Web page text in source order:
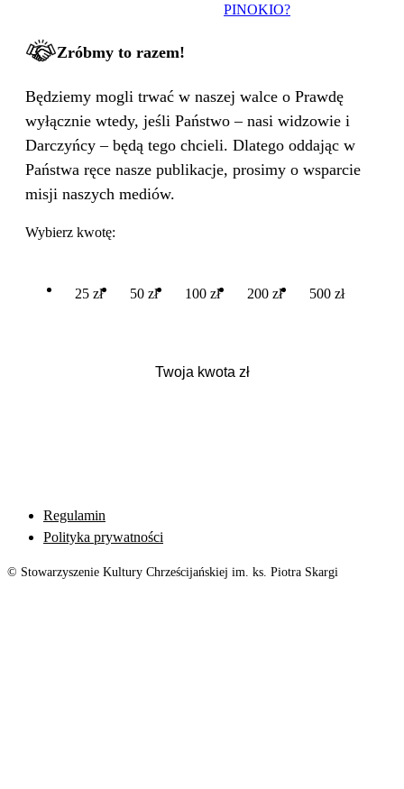
PINOKIO?
Zróbmy to razem!
Będziemy mogli trwać w naszej walce o Prawdę
wyłącznie wtedy, jeśli Państwo – nasi widzowie i
Darczyńcy – będą tego chcieli. Dlatego oddając w
Państwa ręce nasze publikacje, prosimy o wsparcie
misji naszych mediów.
Wybierz kwotę:
25 zł 50 zł 100 zł 200 zł 500 zł
Regulamin
Polityka prywatności
© Stowarzyszenie Kultury Chrześcijańskiej im. ks. Piotra Skargi